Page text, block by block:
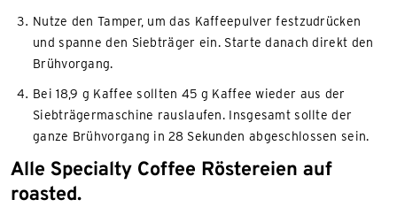
Nutze den Tamper, um das Kaffeepulver festzudrücken
und spanne den Siebträger ein. Starte danach direkt den
Brühvorgang.
Bei 18,9 g Kaffee sollten 45 g Kaffee wieder aus der
Siebträgermaschine rauslaufen. Insgesamt sollte der
ganze Brühvorgang in 28 Sekunden abgeschlossen sein.
Alle Specialty Coffee Röstereien auf
roasted.
Ende der Auflistung